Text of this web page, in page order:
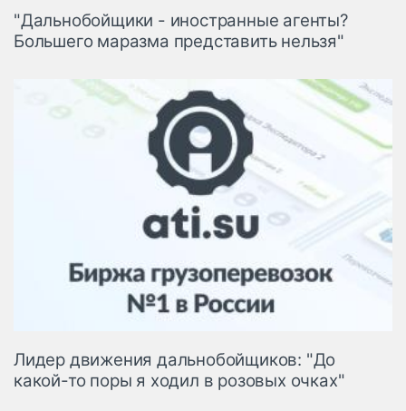
"Дальнобойщики - иностранные агенты?
Большего маразма представить нельзя"
Лидер движения дальнобойщиков: "До
какой-то поры я ходил в розовых очках"